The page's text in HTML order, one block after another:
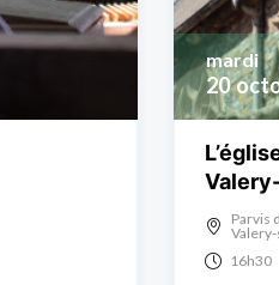
20
mardi
Parvis
16h30